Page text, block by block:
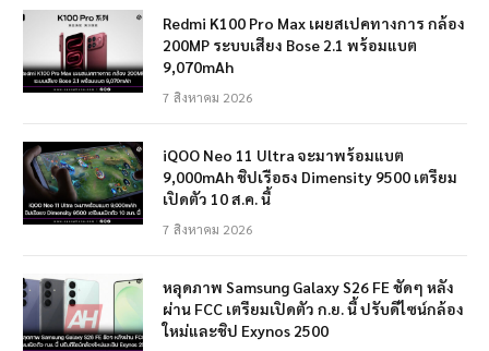
Redmi K100 Pro Max เผยสเปคทางการ กล้อง
200MP ระบบเสียง Bose 2.1 พร้อมแบต
9,070mAh
7 สิงหาคม 2026
iQOO Neo 11 Ultra จะมาพร้อมแบต
9,000mAh ชิปเรือธง Dimensity 9500 เตรียม
เปิดตัว 10 ส.ค. นี้
7 สิงหาคม 2026
หลุดภาพ Samsung Galaxy S26 FE ชัดๆ หลัง
ผ่าน FCC เตรียมเปิดตัว ก.ย. นี้ ปรับดีไซน์กล้อง
ใหม่และชิป Exynos 2500